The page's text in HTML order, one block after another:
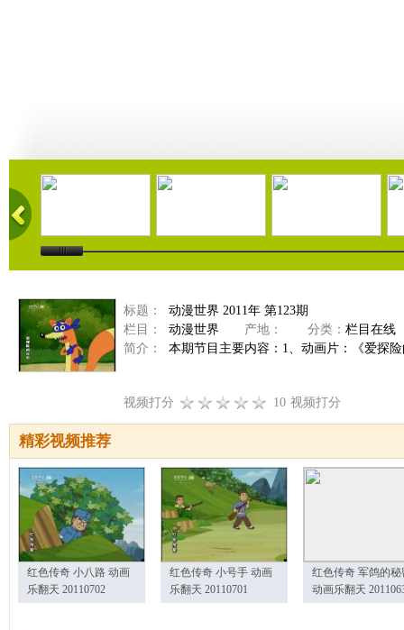
11:10 10:17 09:13
标题：
动漫世界 2011年 第123期
栏目：
动漫世界 产地： 分类： 栏目在线
简介：
本期节目主要内容：1、动画片：《爱探
视频打分 10 视频打分
精彩视频推荐
红色传奇 小八路 动画
乐翻天 20110702
红色传奇 小号手 动画
乐翻天 20110701
红色传奇 军鸽的秘
动画乐翻天